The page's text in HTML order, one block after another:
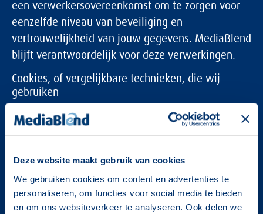
Deze website maakt gebruik van cookies
We gebruiken cookies om content en advertenties te
personaliseren, om functies voor social media te bieden
en om ons websiteverkeer te analyseren. Ook delen we
een verwerkersovereenkomst om te zorgen voor
eenzelfde niveau van beveiliging en
vertrouwelijkheid van jouw gegevens. MediaBlend
blijft verantwoordelijk voor deze verwerkingen.
Cookies, of vergelijkbare technieken, die wij
gebruiken
MediaBlend gebruikt functionele, analytische en
tracking cookies. Een cookie is een klein
website wordt opgeslagen in de browser van je
computer, tablet of smartphone. MediaBlend
gebruikt cookies met een puur technische